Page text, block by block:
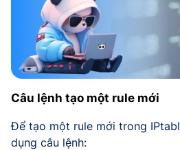
Câu lệnh tạo một rule mới
Để tạo một rule mới trong
dụng câu lệnh: